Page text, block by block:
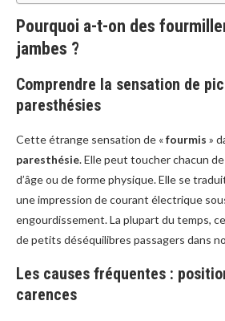
Pourquoi a-t-on des
jambes ?
Comprendre la sensation de
paresthésies
Cette étrange sensation de «fourmis »
paresthésie. Elle peut toucher chacun
d’âge ou de forme physique. Elle se
une impression de courant électrique
engourdissement. La plupart du temps,
de petits déséquilibres passagers dans
Les causes fréquentes :
carences